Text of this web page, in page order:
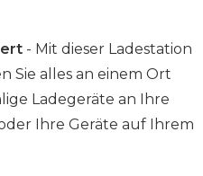
- Mit dieser Ladestation
Sie alles an einem Ort
Ladegeräte an Ihre
Ihre Geräte auf Ihrem